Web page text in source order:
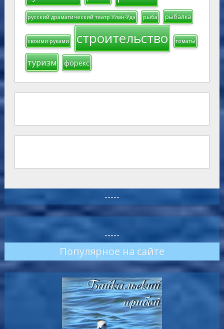
русский драматический театр Улан-Удэ рыба рыбалка
своими руками строительство томаты
туризм форекс
-----
-----
Популярное на сайте